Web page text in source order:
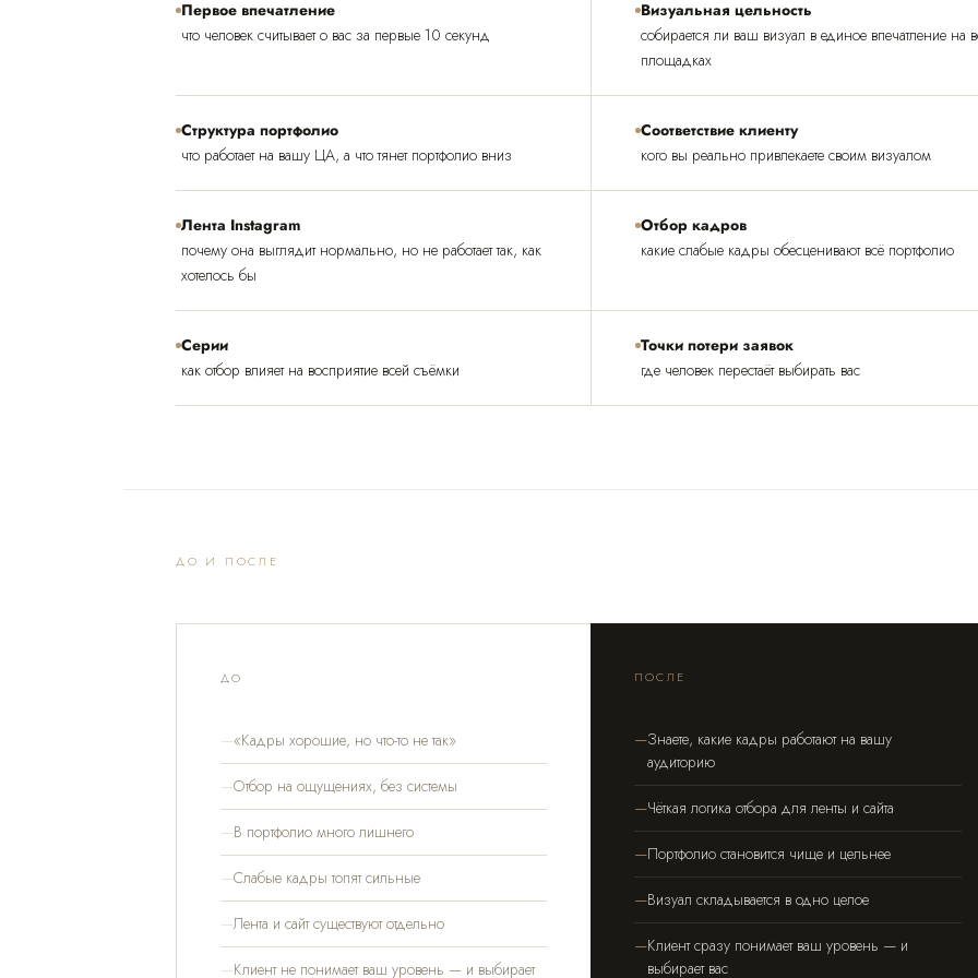
Первое впечатление
что человек считывает о вас за первые 10 секунд
Визуальная цельность
собирается ли ваш визуал в единое впечатление на
площадках
Структура портфолио
что работает на вашу ЦА, а что тянет портфолио вниз
Соответствие клиенту
кого вы реально привлекаете своим визуалом
Лента Instagram
почему она выглядит нормально, но не работает так, как
хотелось бы
Отбор кадров
какие слабые кадры обесценивают всё портфолио
Серии
как отбор влияет на восприятие всей съёмки
Точки потери заявок
где человек перестаёт выбирать вас
ДО И ПОСЛЕ
ДО
«Кадры хорошие, но что-то не так»
Отбор на ощущениях, без системы
В портфолио много лишнего
Слабые кадры топят сильные
Лента и сайт существуют отдельно
Клиент не понимает ваш уровень — и выбирает
ПОСЛЕ
Знаете, какие кадры работают на вашу
аудиторию
Чёткая логика отбора для ленты и сайта
Портфолио становится чище и цельнее
Визуал складывается в одно целое
Клиент сразу понимает ваш уровень — и
выбирает вас